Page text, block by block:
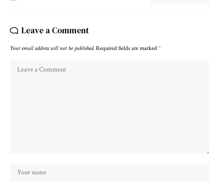
Leave a Comment
Your email address will not be published. Required fields are marked *